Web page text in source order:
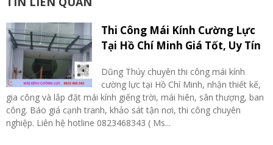
Thi Công Mái Kính Cường Lực
Tại Hồ Chí Minh Giá Tốt, Uy Tín
Dũng Thúy chuyên thi công mái kính
cường lực tại Hồ Chí Minh, nhận thiết kế,
gia công và lắp đặt mái kính giếng trời, mái hiên, sân thượng, ban
công. Báo giá cạnh tranh, khảo sát tận nơi, thi công chuyên
nghiệp. Liên hệ hotline 0823468343 ( Ms...